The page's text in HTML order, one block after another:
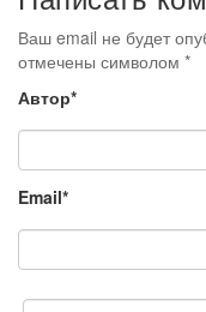
Ваш email не будет
отмечены символом *
Автор*
Email*